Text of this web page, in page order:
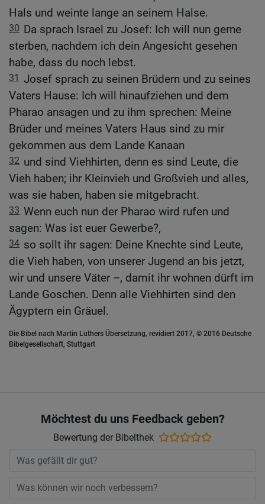
Hals und weinte lange an seinem Halse.
30 Da sprach Israel zu Josef: Ich will nun gerne
sterben, nachdem ich dein Angesicht gesehen
habe, dass du noch lebst.
31 Josef sprach zu seinen Brüdern und zu seines
Vaters Hause: Ich will hinaufziehen und dem
Pharao ansagen und zu ihm sprechen: Meine
Brüder und meines Vaters Haus sind zu mir
gekommen aus dem Lande Kanaan
32 und sind Viehhirten, denn es sind Leute, die
Vieh haben; ihr Kleinvieh und Großvieh und alles,
was sie haben, haben sie mitgebracht.
33 Wenn euch nun der Pharao wird rufen und
sagen: Was ist euer Gewerbe?,
34 so sollt ihr sagen: Deine Knechte sind Leute,
die Vieh haben, von unserer Jugend an bis jetzt,
wir und unsere Väter –, damit ihr wohnen dürft im
Lande Goschen. Denn alle Viehhirten sind den
Ägyptern ein Gräuel.
Die Bibel nach Martin Luthers Übersetzung, revidiert 2017, © 2016 Deutsche
Bibelgesellschaft, Stuttgart
Möchtest du uns Feedback geben?
Bewertung der Bibelthek